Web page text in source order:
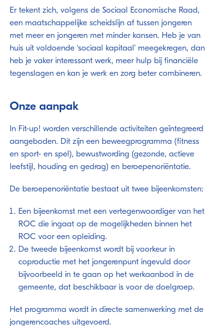
Er tekent zich, volgens de Sociaal Economische Raad,
een maatschappelijke scheidslijn af tussen jongeren
met meer en jongeren met minder kansen. Heb je van
huis uit voldoende ‘sociaal kapitaal’ meegekregen, dan
heb je vaker interessant werk, meer hulp bij financiële
tegenslagen en kan je werk en zorg beter combineren.
Onze aanpak
In Fit-up! worden verschillende activiteiten geïntegreerd
aangeboden. Dit zijn een beweegprogramma (fitness
en sport- en spel), bewustwording (gezonde, actieve
leefstijl, houding en gedrag) en beroepenoriëntatie.
De beroepenoriëntatie bestaat uit twee bijeenkomsten:
Een bijeenkomst met een vertegenwoordiger van het
ROC die ingaat op de mogelijkheden binnen het
ROC voor een opleiding.
De tweede bijeenkomst wordt bij voorkeur in
coproductie met het jongerenpunt ingevuld door
bijvoorbeeld in te gaan op het werkaanbod in de
gemeente, dat beschikbaar is voor de doelgroep.
Het programma wordt in directe samenwerking met de
jongerencoaches uitgevoerd.